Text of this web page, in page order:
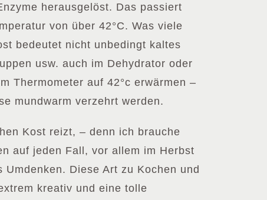
herausgelöst. Das passiert
von über 42°C. Was viele
bedeutet nicht unbedingt kaltes
usw. auch im Dehydrator oder
Thermometer auf 42°c erwärmen –
mundwarm verzehrt werden.
Kost reizt, – denn ich brauche
auf jeden Fall, vor allem im Herbst
Umdenken. Diese Art zu Kochen und
kreativ und eine tolle